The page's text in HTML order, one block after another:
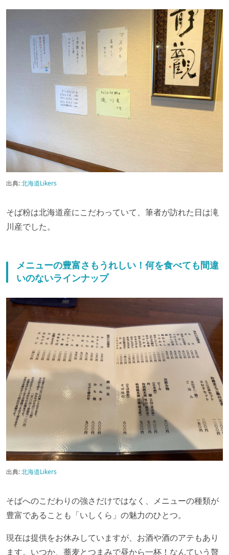
出典:北海道Likers
そば粉は北海道産にこだわっていて、筆者が訪れた日は滝
川産でした。
メニューの豊富さもうれしい！何を食べても間違
いのないラインナップ
出典:北海道Likers
そばへのこだわりの強さだけではなく、メニューの種類が
豊富であることも「いしくら」の魅力のひとつ。
現在は提供をお休みしていますが、お酒や酒のアテもあり
ます。いつか、蕎麦とつまみで昼から一杯！なんていう贅